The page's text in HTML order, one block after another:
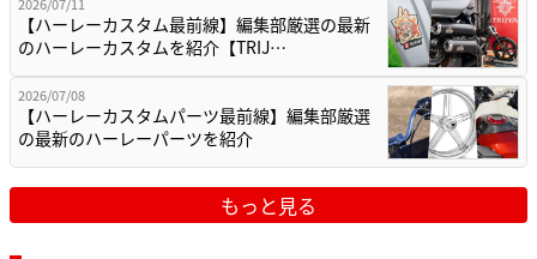
【ハーレーカスタム最前線】編集部厳選の最新
のハーレーカスタムを紹介【TRIJ…
2026/07/08
【ハーレーカスタムパーツ最前線】編集部厳選
の最新のハーレーパーツを紹介
もっと見る